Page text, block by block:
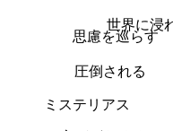
ミステリアス
圧倒される
思慮を巡らす
世界に浸